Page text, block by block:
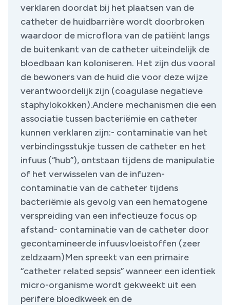
verklaren doordat bij het plaatsen van de
catheter de huidbarrière wordt doorbroken
waardoor de microflora van de patiënt langs
de buitenkant van de catheter uiteindelijk de
bloedbaan kan koloniseren. Het zijn dus vooral
de bewoners van de huid die voor deze wijze
verantwoordelijk zijn (coagulase negatieve
staphylokokken).Andere mechanismen die een
associatie tussen bacteriëmie en catheter
kunnen verklaren zijn:- contaminatie van het
verbindingsstukje tussen de catheter en het
infuus (“hub”), ontstaan tijdens de manipulatie
of het verwisselen van de infuzen-
contaminatie van de catheter tijdens
bacteriëmie als gevolg van een hematogene
verspreiding van een infectieuze focus op
afstand- contaminatie van de catheter door
gecontamineerde infuusvloeistoffen (zeer
zeldzaam)Men spreekt van een primaire
“catheter related sepsis” wanneer een identiek
micro-organisme wordt gekweekt uit een
perifere bloedkweek en de